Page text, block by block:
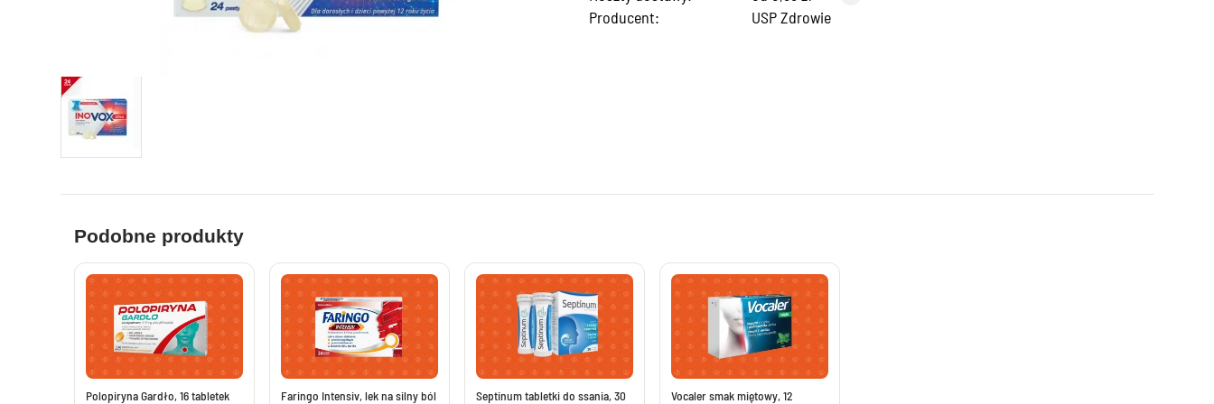
Leki i suplementy na apetyt
Preparaty nawadniające i uzupełniające
elektrolity
Leki na wątrobę bez recepty
Leki na pasożyty ludzkie bez recepty
Tabletki przeciwbólowe i przeciwgorączkowe
bez recepty
Saszetki przeciwbólowe bez recepty
Tabletki przeciwbólowe dla dorosłych
Leki i suplementy na układ nerwowy
Leki nasenne bez recepty
Tabletki na potencję, leki na erekcję
Maści i żele na stawy
Maści i żele na stłuczenia
Suplementy diety na stawy
Leki przeciwzapalne bez recepty
Plastry przeciwbólowe i rozgrzewające
Leki na zapalenie układu moczowego
Preparaty na opryszczkę
Maści i kremy na odleżyny
Krople nawilżające do oczu
Krople na czerwone oczy
Krople ze świetlikiem
Krople do oczu
Witaminy i luteina na oczy
Tabletki z luteiną
Producent:
USP Zdrowie
Podobne produkty
Polopiryna Gardło, 16 tabletek
Faringo Intensiv, lek na silny ból
Septinum tabletki do ssania, 30
Vocaler smak miętowy, 12